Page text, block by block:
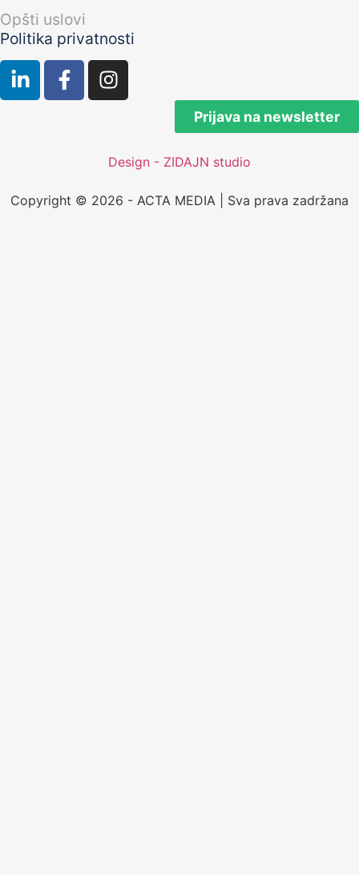
Opšti uslovi
Politika privatnosti
Prijava na newsletter
Design - ZIDAJN studio
Copyright © 2026 - ACTA MEDIA | Sva prava zadržana